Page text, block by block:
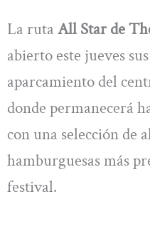
La ruta All Star de
abierto este jueves
aparcamiento del
donde permanecerá
con una selección de
hamburguesas más
festival.